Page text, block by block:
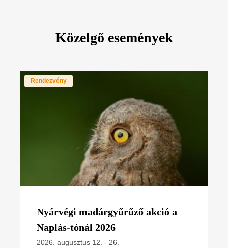
Közelgő események
Rendezvény
Nyárvégi madárgyűrűző akció a
Naplás-tónál 2026
2026. augusztus 12. - 26.